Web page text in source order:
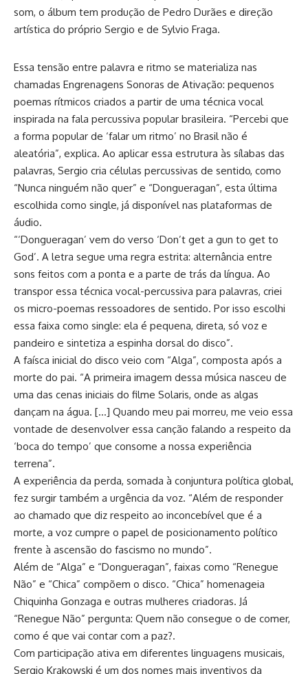
som, o álbum tem produção de Pedro Durães e direção
artística do próprio Sergio e de Sylvio Fraga.
Essa tensão entre palavra e ritmo se materializa nas
chamadas Engrenagens Sonoras de Ativação: pequenos
poemas rítmicos criados a partir de uma técnica vocal
inspirada na fala percussiva popular brasileira. “Percebi que
a forma popular de ‘falar um ritmo’ no Brasil não é
aleatória”, explica. Ao aplicar essa estrutura às sílabas das
palavras, Sergio cria células percussivas de sentido, como
“Nunca ninguém não quer” e “Dongueragan”, esta última
escolhida como single, já disponível nas plataformas de
áudio.
“‘Dongueragan’ vem do verso ‘Don’t get a gun to get to
God’. A letra segue uma regra estrita: alternância entre
sons feitos com a ponta e a parte de trás da língua. Ao
transpor essa técnica vocal-percussiva para palavras, criei
os micro-poemas ressoadores de sentido. Por isso escolhi
essa faixa como single: ela é pequena, direta, só voz e
pandeiro e sintetiza a espinha dorsal do disco”.
A faísca inicial do disco veio com “Alga”, composta após a
morte do pai. “A primeira imagem dessa música nasceu de
uma das cenas iniciais do filme Solaris, onde as algas
dançam na água. […] Quando meu pai morreu, me veio essa
vontade de desenvolver essa canção falando a respeito da
‘boca do tempo’ que consome a nossa experiência
terrena”.
A experiência da perda, somada à conjuntura política global,
fez surgir também a urgência da voz. “Além de responder
ao chamado que diz respeito ao inconcebível que é a
morte, a voz cumpre o papel de posicionamento político
frente à ascensão do fascismo no mundo”.
Além de “Alga” e “Dongueragan”, faixas como “Renegue
Não” e “Chica” compõem o disco. “Chica” homenageia
Chiquinha Gonzaga e outras mulheres criadoras. Já
“Renegue Não” pergunta: Quem não consegue o de comer,
como é que vai contar com a paz?.
Com participação ativa em diferentes linguagens musicais,
Sergio Krakowski é um dos nomes mais inventivos da